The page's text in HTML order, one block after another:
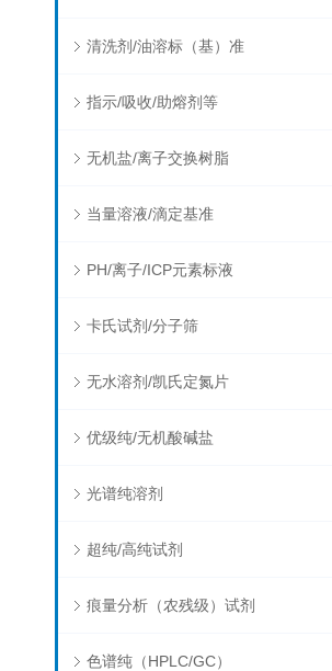
清洗剂/油溶标（基）准
指示/吸收/助熔剂等
无机盐/离子交换树脂
当量溶液/滴定基准
PH/离子/ICP元素标液
卡氏试剂/分子筛
无水溶剂/凯氏定氮片
优级纯/无机酸碱盐
光谱纯溶剂
超纯/高纯试剂
痕量分析（农残级）试剂
色谱纯（HPLC/GC）